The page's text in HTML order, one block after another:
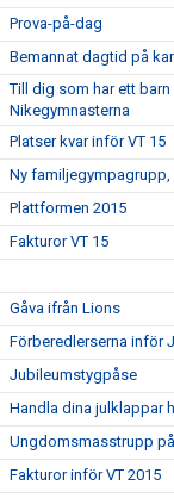
Prova-på-dag
Bemannat dagtid på
Till dig som har ett
Nikegymnasterna
Platser kvar inför VT 15
Ny familjegympagrupp,
Plattformen 2015
Fakturor VT 15
Gåva ifrån Lions
Förberedlerserna inför
Jubileumstygpåse
Handla dina julklappar
Ungdomsmasstrupp
Fakturor inför VT 2015